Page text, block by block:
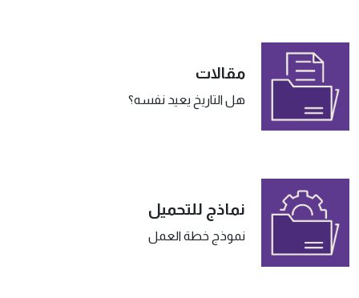
مقالات
هل التاريخ يعيد نفسه؟
نماذج للتحميل
نموذج خطة العمل